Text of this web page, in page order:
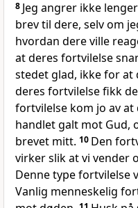
8 Jeg angrer ikke
brev til dere, selv om
hvordan dere ville
at deres fortvilelse
stedet glad, ikke for at
deres fortvilelse fikk
fortvilelse kom jo av
handlet galt mot Gud,
brevet mitt. 10 Den
virker slik at vi vender
Denne type fortvilelse
Vanlig menneskelig